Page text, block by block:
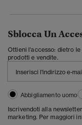
Sblocca Un
Ottieni l'accesso: dietro
prodotti e vendite.
Abbigliamento uomo
Iscrivendoti alla
marketing. Per maggiori